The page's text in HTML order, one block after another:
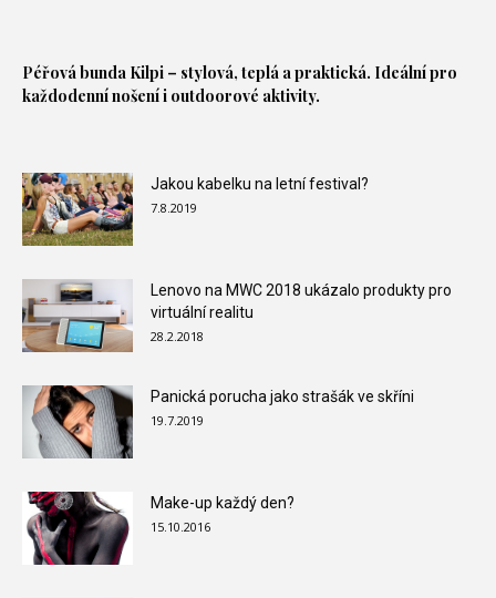
Péřová bunda Kilpi – stylová, teplá a praktická. Ideální pro
každodenní nošení i outdoorové aktivity.
Jakou kabelku na letní festival?
7.8.2019
Lenovo na MWC 2018 ukázalo produkty pro
virtuální realitu
28.2.2018
Panická porucha jako strašák ve skříni
19.7.2019
Make-up každý den?
15.10.2016